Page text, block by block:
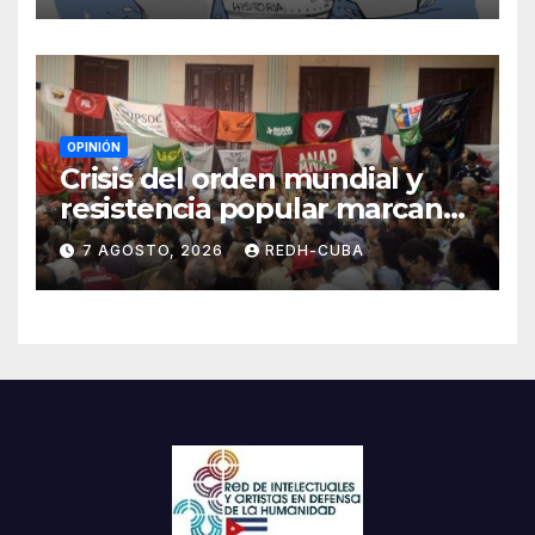
OPINIÓN
Crisis del orden mundial y
resistencia popular marcan
el inicio de la IV Asamblea
Continental de ALBA
Movimientos en Cuba
7 AGOSTO, 2026 REDH-CUBA